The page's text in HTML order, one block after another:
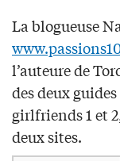
La blogueuse
l’auteure de
des deux
girlfriends 1 et
deux sites.